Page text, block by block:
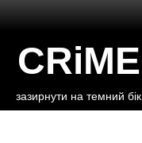
CRiME
зазирнути на темний бік